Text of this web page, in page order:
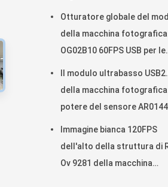
Otturatore globale del
della macchina
OG02B10 60FPS USB per le
Il modulo ultrabasso
della macchina
potere del sensore AR0144
Immagine bianca 120FPS
dell'alto della struttura di
Ov 9281 della macchina